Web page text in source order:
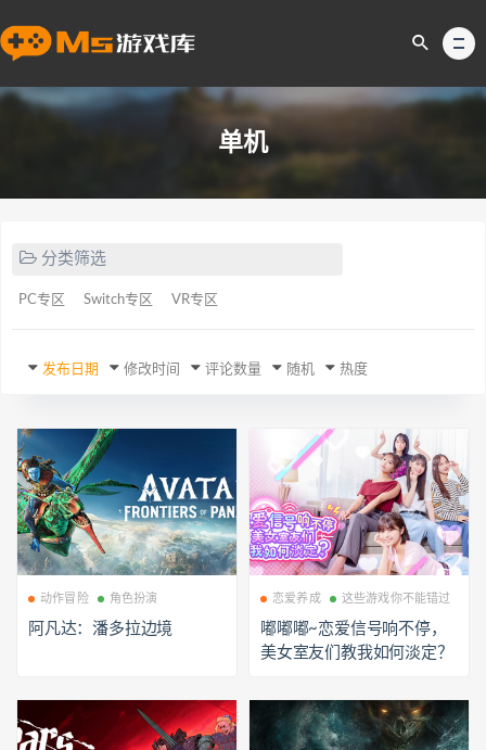
单机
分类筛选
PC专区 Switch专区 VR专区
发布日期 修改时间 评论数量 随机 热度
动作冒险 角色扮演
阿凡达：潘多拉边境
恋爱养成 这些游戏你不能错过
嘟嘟嘟~恋爱信号响不停，
美女室友们教我如何淡定？